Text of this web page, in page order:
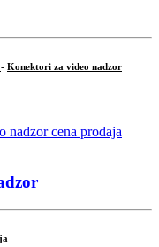
- Konektori za video nadzor